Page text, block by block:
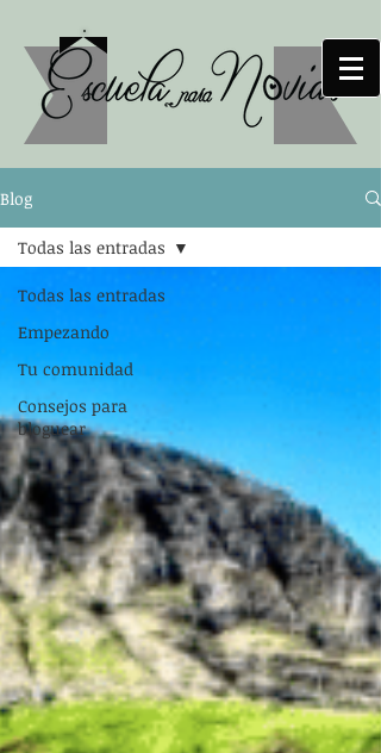
Blog
Todas las entradas
Empezando
Tu comunidad
Consejos para
bloguear
Todas las entradas